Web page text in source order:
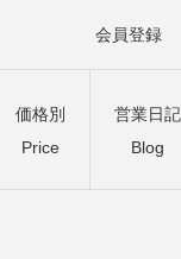
会員登録
価格別
Price
営業日記
Blog